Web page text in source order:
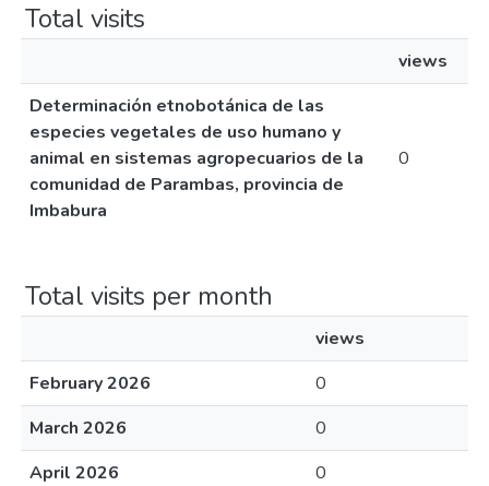
Total visits
views
Determinación etnobotánica de las
especies vegetales de uso humano y
animal en sistemas agropecuarios de la
comunidad de Parambas, provincia de
Imbabura
0
Total visits per month
views
February 2026
0
March 2026
0
April 2026
0